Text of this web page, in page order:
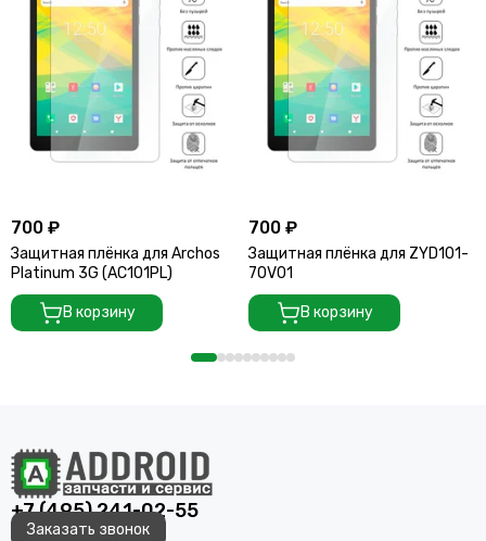
700 ₽
Защитная плёнка для Archos
Platinum 3G (AC101PL)
В корзину
700 ₽
Защитная плёнка для ZYD101-
70V01
В корзину
+7 (495) 241-02-55
Заказать звонок